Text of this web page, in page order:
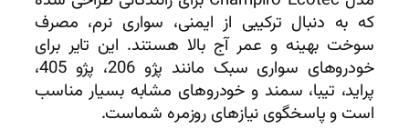
که به دنبال ترکیبی از ایمنی، سواری نرم، مصرف
سوخت بهینه و عمر آج بالا هستند. این تایر برای
خودروهای سواری سبک مانند پژو 206، پژو 405،
پراید، تیبا، سمند و خودروهای مشابه بسیار مناسب
است و پاسخگوی نیازهای روزمره شماست.